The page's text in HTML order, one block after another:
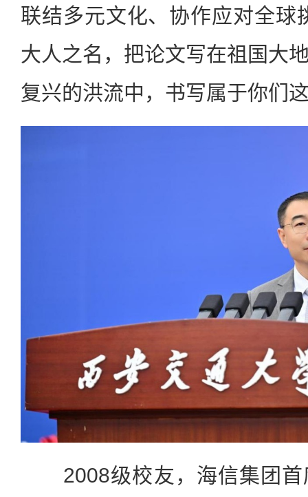
联结多元文化、协作应对全球
大人之名，把论文写在祖国大
复兴的洪流中，书写属于你们
2008级校友，海信集团首